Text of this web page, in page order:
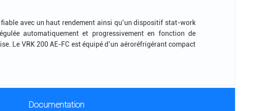
avec un haut rendement ainsi qu’un dispositif stat-work
automatiquement et progressivement en fonction de
Le VRK 200 AE-FC est équipé d’un aéroréfrigérant compact
Documentation